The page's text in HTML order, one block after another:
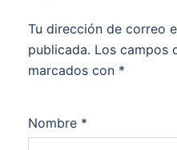
Tu dirección de correo
publicada. Los campos
marcados con *
Nombre *